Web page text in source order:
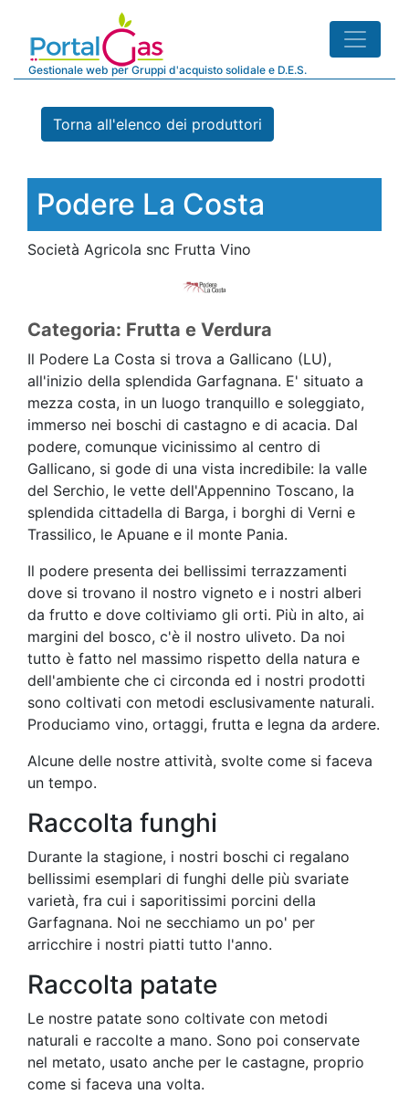
Gestionale web per Gruppi d'acquisto solidale e D.E.S.
Torna all'elenco dei produttori
Podere La Costa
Società Agricola snc Frutta Vino
Categoria: Frutta e Verdura
Il Podere La Costa si trova a Gallicano (LU),
all'inizio della splendida Garfagnana. E' situato a
mezza costa, in un luogo tranquillo e soleggiato,
immerso nei boschi di castagno e di acacia. Dal
podere, comunque vicinissimo al centro di
Gallicano, si gode di una vista incredibile: la valle
del Serchio, le vette dell'Appennino Toscano, la
splendida cittadella di Barga, i borghi di Verni e
Trassilico, le Apuane e il monte Pania.
Il podere presenta dei bellissimi terrazzamenti
dove si trovano il nostro vigneto e i nostri alberi
da frutto e dove coltiviamo gli orti. Più in alto, ai
margini del bosco, c'è il nostro uliveto. Da noi
tutto è fatto nel massimo rispetto della natura e
dell'ambiente che ci circonda ed i nostri prodotti
sono coltivati con metodi esclusivamente naturali.
Produciamo vino, ortaggi, frutta e legna da ardere.
Alcune delle nostre attività, svolte come si faceva
un tempo.
Raccolta funghi
Durante la stagione, i nostri boschi ci regalano
bellissimi esemplari di funghi delle più svariate
varietà, fra cui i saporitissimi porcini della
Garfagnana. Noi ne secchiamo un po' per
arricchire i nostri piatti tutto l'anno.
Raccolta patate
Le nostre patate sono coltivate con metodi
naturali e raccolte a mano. Sono poi conservate
nel metato, usato anche per le castagne, proprio
come si faceva una volta.